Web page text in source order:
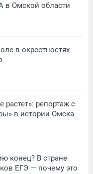
в Омской области
в окрестностях
растет»: репортаж с
в истории Омска
конец? В стране
ЕГЭ — почему это